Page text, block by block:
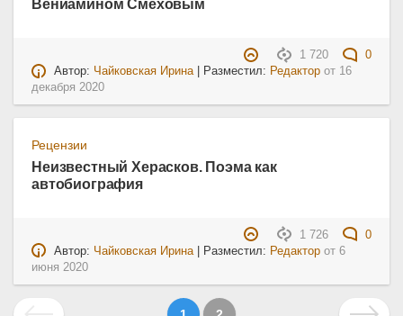
Вениамином Смеховым
1 720
0
Автор: Чайковская Ирина| Разместил: Редактор от 16
декабря 2020
Рецензии
Неизвестный Херасков. Поэма как
автобиография
1 726
0
Автор: Чайковская Ирина | Разместил: Редактор от6
июня 2020